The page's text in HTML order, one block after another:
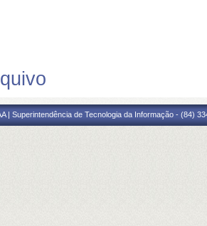
| Superintendência de Tecnologia da Informação - (84)